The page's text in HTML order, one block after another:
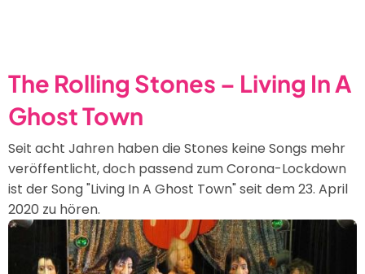
des
Rock
The Rolling Stones – Living In A
Ghost Town
Seit acht Jahren haben die Stones keine Songs mehr
veröffentlicht, doch passend zum Corona-Lockdown
ist der Song "Living In A Ghost Town" seit dem 23. April
2020 zu hören.